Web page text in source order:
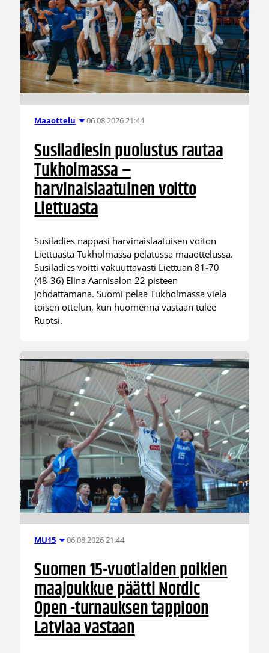
Maaottelu 06.08.2026 21:44
Susiladiesin puolustus rautaa
Tukholmassa –
harvinaislaatuinen voitto
Liettuasta
Susiladies nappasi harvinaislaatuisen voiton
Liettuasta Tukholmassa pelatussa maaottelussa.
Susiladies voitti vakuuttavasti Liettuan 81-70
(48-36) Elina Aarnisalon 22 pisteen
johdattamana. Suomi pelaa Tukholmassa vielä
toisen ottelun, kun huomenna vastaan tulee
Ruotsi.
MU15 06.08.2026 21:44
Suomen 15-vuotiaiden poikien
maajoukkue päätti Nordic
Open -turnauksen tappioon
Latviaa vastaan